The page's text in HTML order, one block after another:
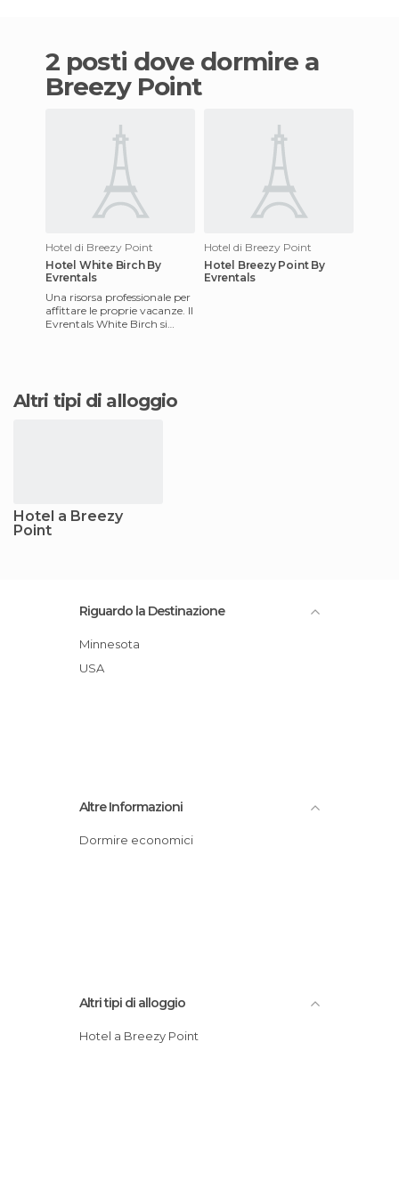
2 posti dove dormire a
Breezy Point
Hotel di Breezy Point
Hotel White Birch By
Evrentals
Una risorsa professionale per
affittare le proprie vacanze. Il
Evrentals White Birch si
Hotel di Breezy Point
Hotel Breezy Point By
Evrentals
Altri tipi di alloggio
Hotel a Breezy
Point
Riguardo la Destinazione
Minnesota
USA
Altre Informazioni
Dormire economici
Altri tipi di alloggio
Hotel a Breezy Point